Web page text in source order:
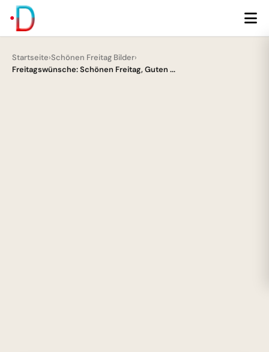
Startseite›Schönen Freitag Bilder›
Freitagswünsche: Schönen Freitag, Guten ...